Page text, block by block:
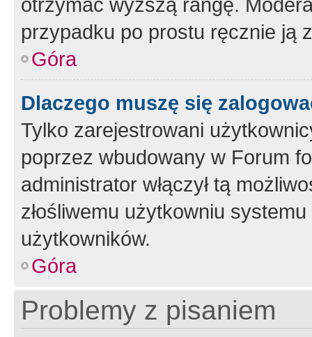
przypadku po prostu ręcznie ją
Góra
Dlaczego muszę się
Tylko zarejestrowani
poprzez wbudowany w Forum
administrator włączył tą
złośliwemu użytkowniu
użytkowników.
Góra
Problemy z pisaniem